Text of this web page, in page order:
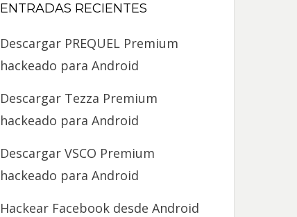
ENTRADAS RECIENTES
Descargar PREQUEL Premium
hackeado para Android
Descargar Tezza Premium
hackeado para Android
Descargar VSCO Premium
hackeado para Android
Hackear Facebook desde Android